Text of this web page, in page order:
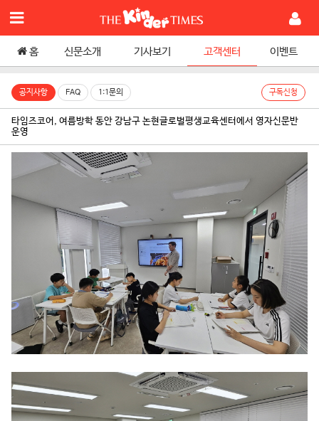
홈 신문소개 기사보기 고객센터 이벤트
공지사항 FAQ 1:1문의 구독신청
타임즈코어, 여름방학 동안 강남구 논현글로벌평생교육센터에서 영자신문반
운영